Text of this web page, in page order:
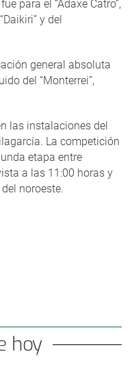
para el “Adaxe Catro”,
y del
general absoluta
del “Monterrei”,
las instalaciones del
La competición
etapa entre
a las 11:00 horas y
noroeste.
hoy